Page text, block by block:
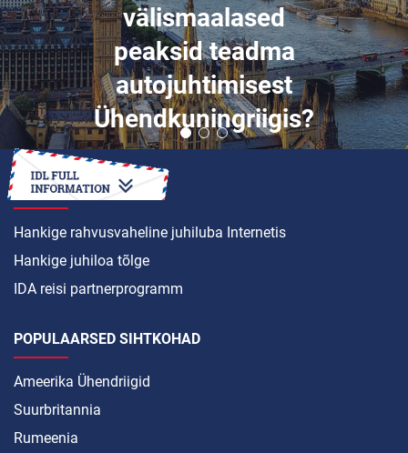
välismaalased
peaksid teadma
autojuhtimisest
Ühendkuningriigis?
KUIDAS SEDA TEHA
Hankige rahvusvaheline juhiluba Internetis
Hankige juhiloa tõlge
IDA reisi partnerprogramm
POPULAARSED SIHTKOHAD
Ameerika Ühendriigid
Suurbritannia
Rumeenia